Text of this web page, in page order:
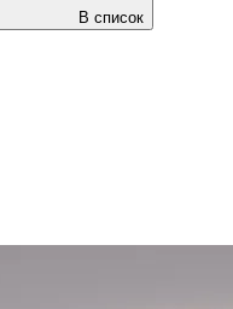
В список